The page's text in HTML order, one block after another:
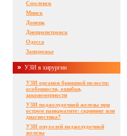
Смоленск
Минск
Донецк
Днепропетровск
Одесса
Запорожье
УЗИ в хирургии
УЗИ органов брюшной полости:
особенности, ошибки,
закономерности
УЗИ поджелудочной железы при
остром панкреатите: скрининг или
диагностика?
УЗИ опухолей поджелудочной
железы